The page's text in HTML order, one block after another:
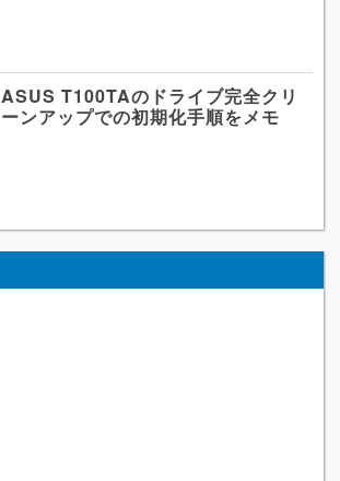
ASUS T100TAのドライブ完全クリ
ーンアップでの初期化手順をメモ